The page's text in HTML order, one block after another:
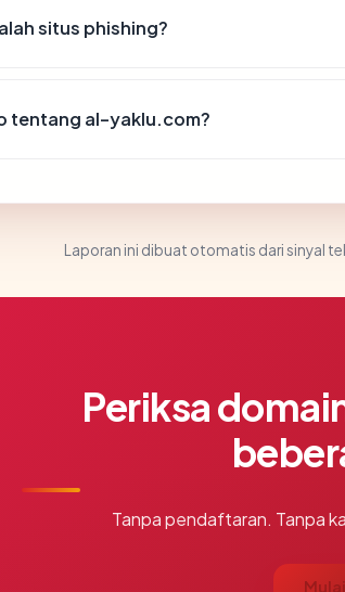
situs phishing?
tentang al-yaklu.com?
Laporan ini dibuat otomatis dari sinyal
Periksa
Tanpa pendaftaran. Tanpa